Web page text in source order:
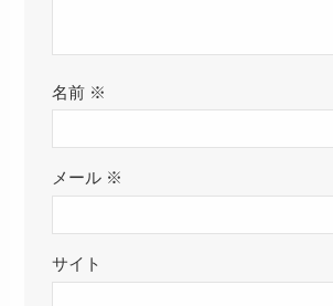
名前 ※
メール ※
サイト